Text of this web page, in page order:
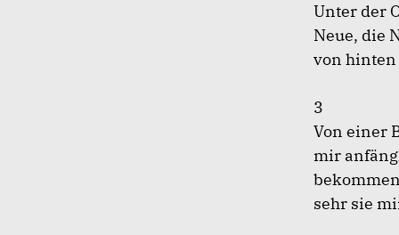
Unter der
Neue, die
von hinten
3
Von einer
mir
sehr sie